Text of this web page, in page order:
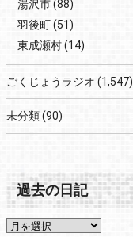
湯沢市(88)
羽後町(51)
東成瀬村(14)
ごくじょうラジオ (1,547)
未分類(90)
過去の日記